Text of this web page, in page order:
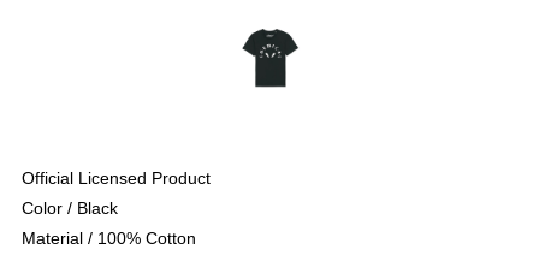
Official Licensed Product
Color / Black
Material / 100% Cotton